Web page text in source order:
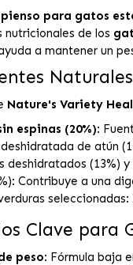
pienso para gatos
nutricionales de los
a mantener un
Nature's Variety
espinas (20%):
de atún
deshidratados (13%)
Contribuye a una
Clave para
peso: Fórmula baja